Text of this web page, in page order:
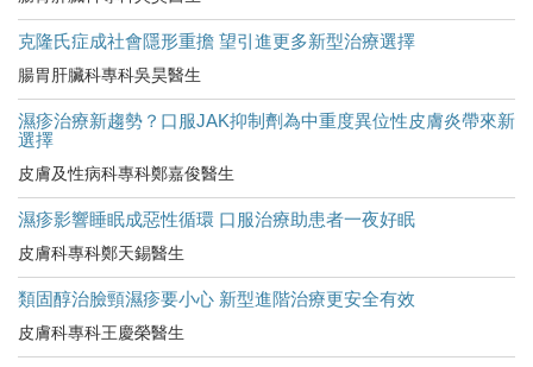
克隆氏症成社會隱形重擔 望引進更多新型治療選擇
腸胃肝臟科專科吳昊醫生
濕疹治療新趨勢？口服JAK抑制劑為中重度異位性皮膚炎帶來新
選擇
皮膚及性病科專科鄭嘉俊醫生
濕疹影響睡眠成惡性循環 口服治療助患者一夜好眠
皮膚科專科鄭天錫醫生
類固醇治臉頸濕疹要小心 新型進階治療更安全有效
皮膚科專科王慶榮醫生